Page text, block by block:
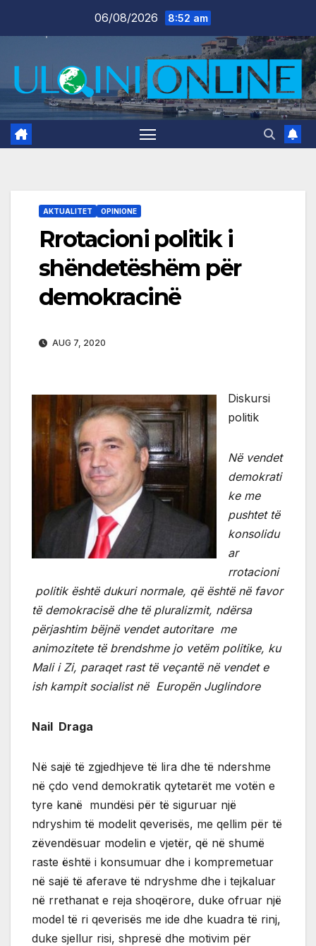
06/08/2026 8:52 am
AKTUALITET OPINIONE
Rrotacioni politik i
shëndetëshëm për
demokracinë
AUG 7, 2020
Diskursi
politik
Në vendet
demokrati
ke me
pushtet të
konsolidu
ar
rrotacioni
politik është dukuri normale, që është në favor
të demokracisë dhe të pluralizmit, ndërsa
përjashtim bëjnë vendet autoritare me
animozitete të brendshme jo vetëm politike, ku
Mali i Zi, paraqet rast të veçantë në vendet e
ish kampit socialist në Europën Juglindore
Nail Draga
Në sajë të zgjedhjeve të lira dhe të ndershme
në çdo vend demokratik qytetarët me votën e
tyre kanë mundësi për të siguruar një
ndryshim të modelit qeverisës, me qellim për të
zëvendësuar modelin e vjetër, që në shumë
raste është i konsumuar dhe i kompremetuar
në sajë të aferave të ndryshme dhe i tejkaluar
në rrethanat e reja shoqërore, duke ofruar një
model të ri qeverisës me ide dhe kuadra të rinj,
duke sjellur risi, shpresë dhe motivim për